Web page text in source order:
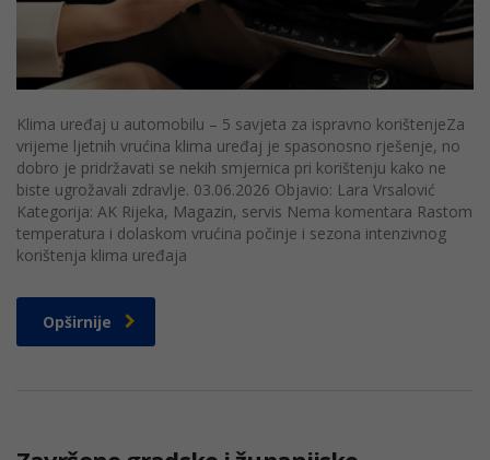
Klima uređaj u automobilu – 5 savjeta za ispravno korištenjeZa
vrijeme ljetnih vrućina klima uređaj je spasonosno rješenje, no
dobro je pridržavati se nekih smjernica pri korištenju kako ne
biste ugrožavali zdravlje. 03.06.2026 Objavio: Lara Vrsalović
Kategorija: AK Rijeka, Magazin, servis Nema komentara Rastom
temperatura i dolaskom vrućina počinje i sezona intenzivnog
korištenja klima uređaja
Opširnije